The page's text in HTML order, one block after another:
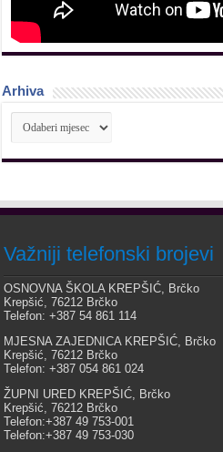
Arhiva
Arhiva
Važniji telefonski brojevi
OSNOVNA ŠKOLA KREPŠIĆ, Brčko
Krepšić, 76212 Brčko
Telefon: +387 54 861 114
MJESNA ZAJEDNICA KREPŠIĆ, Brčko
Krepšić, 76212 Brčko
Telefon: +387 054 861 024
ŽUPNI URED KREPŠIĆ, Brčko
Krepšić, 76212 Brčko
Telefon:+387 49 753-001
Telefon:+387 49 753-030